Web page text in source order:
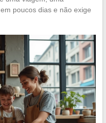
poucos dias e não exige